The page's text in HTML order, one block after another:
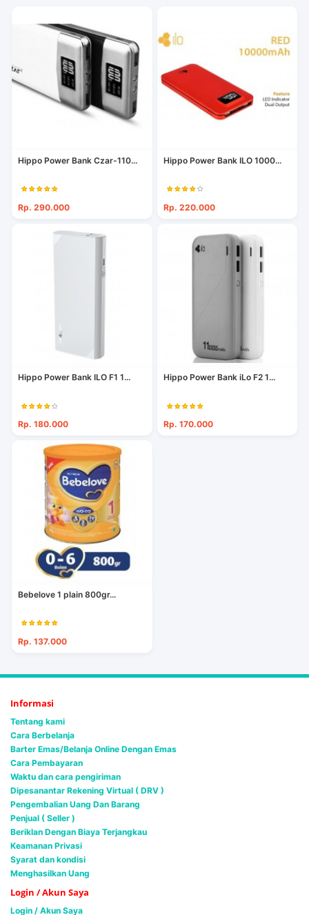
Hippo Power Bank Czar-110...
Rp. 290.000
Hippo Power Bank ILO 1000...
Rp. 220.000
Hippo Power Bank ILO F1 1...
Rp. 180.000
Hippo Power Bank iLo F2 1...
Rp. 170.000
Bebelove 1 plain 800gr...
Rp. 137.000
Informasi
Tentang kami
Cara Berbelanja
Barter Emas/Belanja Online Dengan Emas
Cara Pembayaran
Waktu dan cara pengiriman
Dipesanantar Rekening Virtual ( DRV )
Pengembalian Uang Dan Barang
Penjual ( Seller )
Beriklan Dengan Biaya Terjangkau
Keamanan Privasi
Syarat dan kondisi
Menghasilkan Uang
Login / Akun Saya
Login / Akun Saya